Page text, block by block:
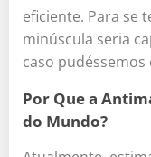
eficiente. Para se
minúscula seria
caso
Por Que a
do Mundo?